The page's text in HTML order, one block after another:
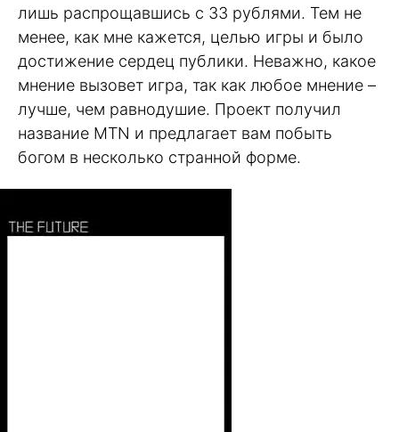
лишь распрощавшись с 33 рублями. Тем не
менее, как мне кажется, целью игры и было
достижение сердец публики. Неважно, какое
мнение вызовет игра, так как любое мнение –
лучше, чем равнодушие. Проект получил
название MTN и предлагает вам побыть
богом в несколько странной форме.